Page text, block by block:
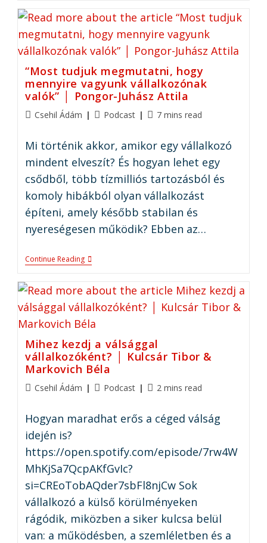
“Most tudjuk megmutatni, hogy
mennyire vagyunk vállalkozónak
valók” │ Pongor-Juhász Attila
Csehil Ádám Podcast 7 mins read
Mi történik akkor, amikor egy vállalkozó
mindent elveszít? És hogyan lehet egy
csődből, több tízmilliós tartozásból és
komoly hibákból olyan vállalkozást
építeni, amely később stabilan és
nyereségesen működik? Ebben az…
Continue Reading
Mihez kezdj a válsággal
vállalkozóként? │ Kulcsár Tibor &
Markovich Béla
Csehil Ádám Podcast 2 mins read
Hogyan maradhat erős a céged válság
idején is?
https://open.spotify.com/episode/7rw4W
MhKjSa7QcpAKfGvIc?
si=CREoTobAQder7sbFl8njCw Sok
vállalkozó a külső körülményeken
rágódik, miközben a siker kulcsa belül
van: a működésben, a szemléletben és a